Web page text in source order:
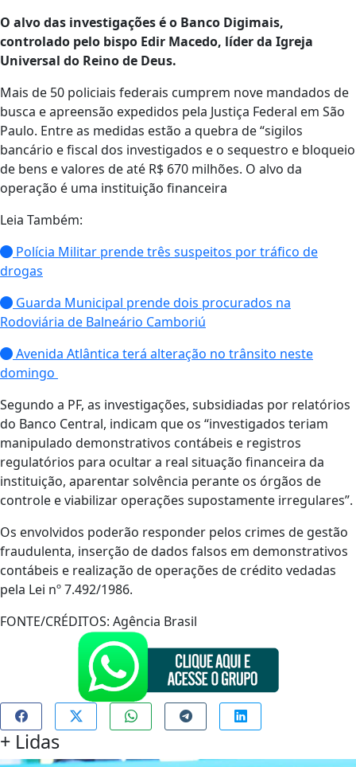
O alvo das investigações é o Banco Digimais,
controlado pelo bispo Edir Macedo, líder da Igreja
Universal do Reino de Deus.
Mais de 50 policiais federais cumprem nove mandados de
busca e apreensão expedidos pela Justiça Federal em São
Paulo. Entre as medidas estão a quebra de “sigilos
bancário e fiscal dos investigados e o sequestro e bloqueio
de bens e valores de até R$ 670 milhões. O alvo da
operação é uma instituição financeira
Leia Também:
Polícia Militar prende três suspeitos por tráfico de
drogas
Guarda Municipal prende dois procurados na
Rodoviária de Balneário Camboriú
Avenida Atlântica terá alteração no trânsito neste
domingo
Segundo a PF, as investigações, subsidiadas por relatórios
do Banco Central, indicam que os “investigados teriam
manipulado demonstrativos contábeis e registros
regulatórios para ocultar a real situação financeira da
instituição, aparentar solvência perante os órgãos de
controle e viabilizar operações supostamente irregulares”.
Os envolvidos poderão responder pelos crimes de gestão
fraudulenta, inserção de dados falsos em demonstrativos
contábeis e realização de operações de crédito vedadas
pela Lei nº 7.492/1986.
FONTE/CRÉDITOS: Agência Brasil
+ Lidas